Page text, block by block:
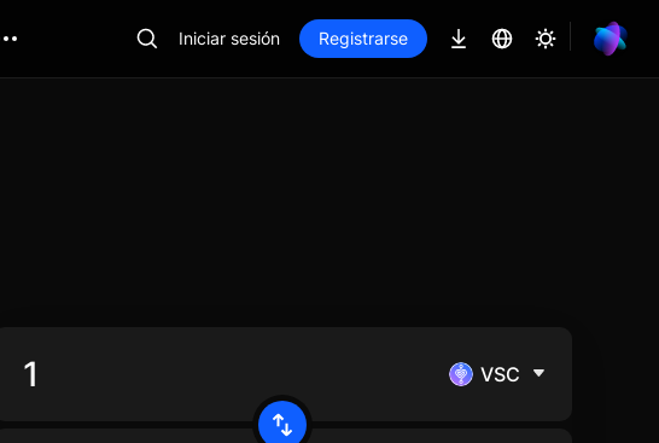
Iniciar sesión Registrarse
VSC